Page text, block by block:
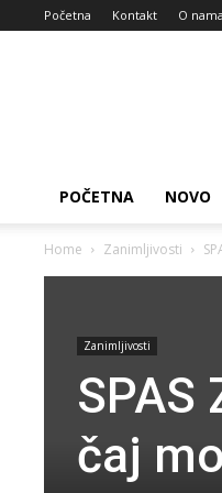
Početna Kontakt O nama
POČETNA NOVO
Home Zanimljivosti
Zanimljivosti
SPAS
čaj